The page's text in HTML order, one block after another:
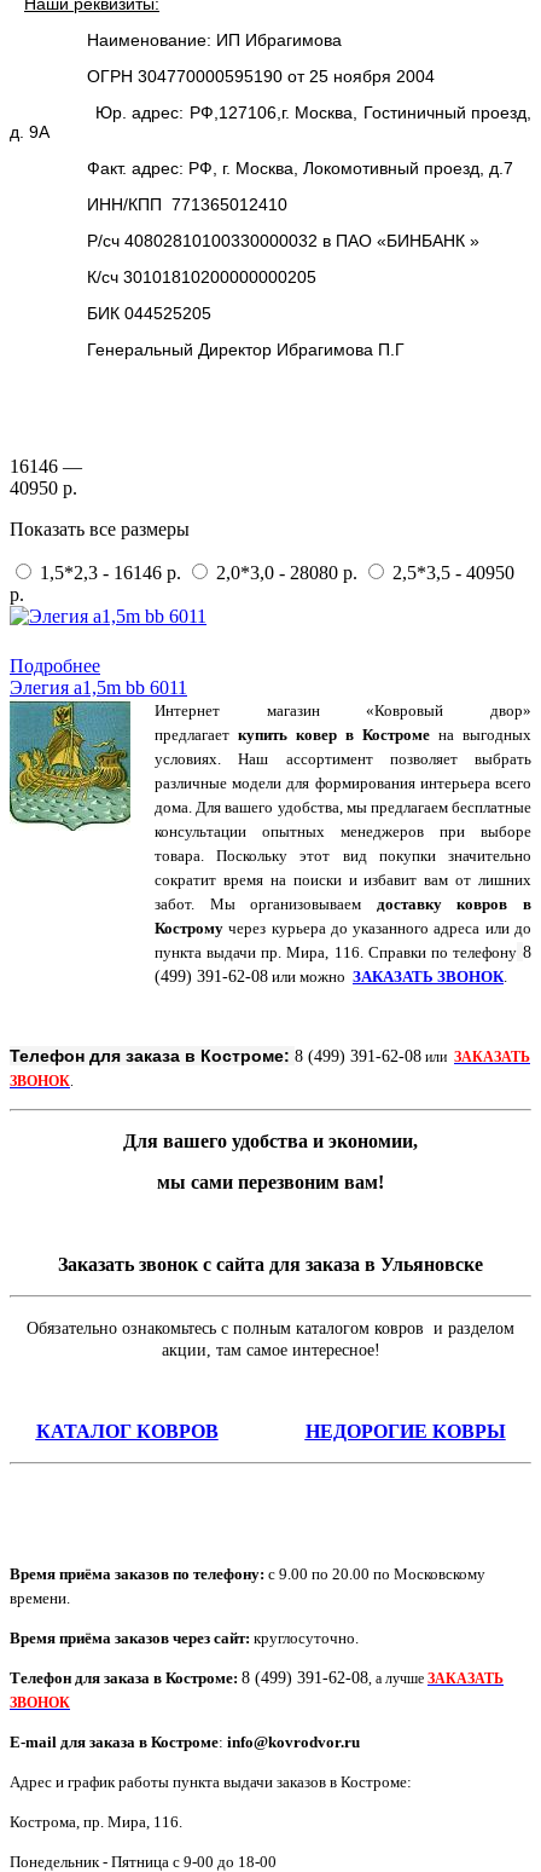
Наименование: ИП Ибрагимова
ОГРН 304770000595190 от 25 ноября 2004
Юр. адрес: РФ,127106,г. Москва, Гостиничный проезд,
д. 9А
Факт. адрес: РФ, г. Москва, Локомотивный проезд, д.7
ИНН/КПП 771365012410
Р/сч 40802810100330000032 в ПАО «БИНБАНК »
К/сч 30101810200000000205
БИК 044525205
Генеральный Директор Ибрагимова П.Г
16146 —
40950 р.
Показать все размеры
1,5*2,3 - 16146 р. 2,0*3,0 - 28080 р.
2,5*3,5 - 40950
р.
Подробнее
Элегия a1,5m bb 6011
Интернет магазин «Ковровый двор»
предлагает купить ковер в Костроме на выгодных
условиях. Наш ассортимент позволяет выбрать
различные модели для формирования интерьера всего
дома. Для вашего удобства, мы предлагаем бесплатные
консультации опытных менеджеров при выборе
товара. Поскольку этот вид покупки значительно
сократит время на поиски и избавит вам от лишних
забот. Мы организовываем доставку ковров в
Кострому через курьера до указанного адреса или до
пункта выдачи пр. Мира, 116. Справки по телефону 8
(499) 391-62-08 или можно ЗАКАЗАТЬ ЗВОНОК
Телефон для заказа в Костроме: 8 (499) 391-62-08 или ЗАКАЗАТЬ
ЗВОНОК.
Для вашего удобства и экономии,
мы сами перезвоним вам!
Заказать звонок с сайта для заказа в Ульяновске
Обязательно ознакомьтесь с полным каталогом ковров и разделом
акции, там самое интересное!
КАТАЛОГ КОВРОВ НЕДОРОГИЕ КОВРЫ
Время приёма заказов по телефону: с 9.00 по 20.00 по Московскому
времени.
Время приёма заказов через сайт: круглосуточно.
Телефон для заказа в Костроме: 8 (499) 391-62-08, а лучше ЗАКАЗАТЬ
ЗВОНОК
E-mail для заказа в Костроме: info@kovrodvor.ru
Адрес и график работы пункта выдачи заказов в Костроме:
Кострома пр. Мира, 116
Понедельник - Пятница с 9-00 до 18-00